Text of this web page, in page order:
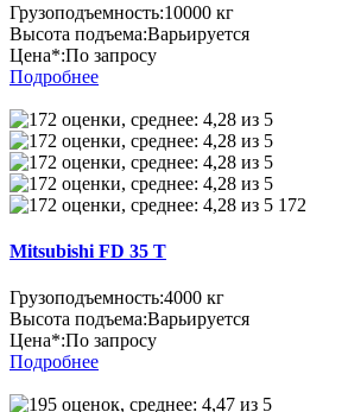
Грузоподъемность:10000 кг
Высота подъема:Варьируется
Цена*:По запросу
Подробнее
172
Mitsubishi FD 35 T
Грузоподъемность:4000 кг
Высота подъема:Варьируется
Цена*:По запросу
Подробнее